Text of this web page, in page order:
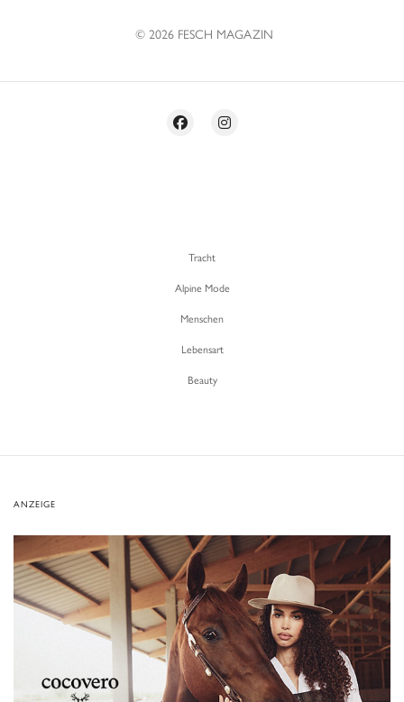
© 2026 FESCH MAGAZIN
Tracht
Alpine Mode
Menschen
Lebensart
Beauty
ANZEIGE